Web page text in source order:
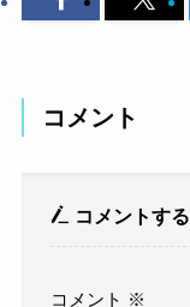
コメント
コメントする
コメント ※